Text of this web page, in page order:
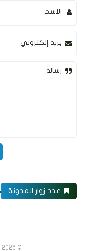
الاسم
بريد إلكتروني
رسالة
عدد زوار المدونة
© 2026